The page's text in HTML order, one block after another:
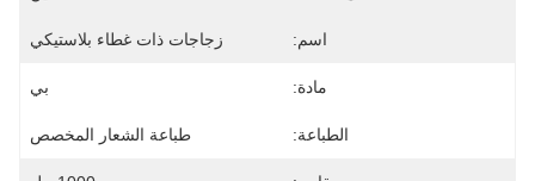
اسم: زجاجات ذات غطاء بلاستيكي
مادة: بي
الطباعة: طباعة الشعار المخصص